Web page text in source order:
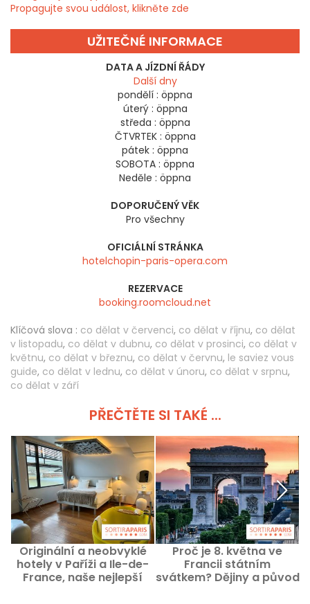
Propagujte svou událost, klikněte zde
UŽITEČNÉ INFORMACE
DATA A JÍZDNÍ ŘÁDY
Další dny
pondělí : öppna
úterý : öppna
středa : öppna
ČTVRTEK : öppna
pátek : öppna
SOBOTA : öppna
Neděle : öppna
DOPORUČENÝ VĚK
Pro všechny
OFICIÁLNÍ STRÁNKA
hotelchopin-paris-opera.com
REZERVACE
booking.roomcloud.net
Klíčová slova : co dělat v červenci, co dělat v říjnu, co dělat
v listopadu, co dělat v dubnu, co dělat v prosinci, co dělat v
květnu, co dělat v březnu, co dělat v červnu, le saviez vous
guide, co dělat v lednu, co dělat v únoru, co dělat v srpnu,
co dělat v září
PŘEČTĚTE SI TAKÉ ...
Originální a neobvyklé
hotely v Paříži a Ile-de-
France, naše nejlepší
Proč je 8. května ve
Francii státním
svátkem? Dějiny a původ